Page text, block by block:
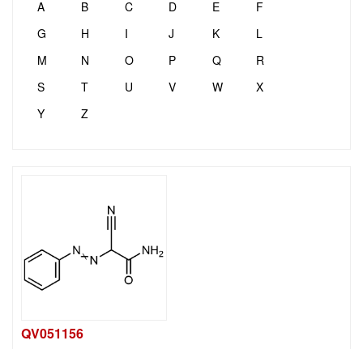
A B C D E
F
G
H I J K
L
M
N O P Q
R
S
T U V W
X
Y
Z
QV051156